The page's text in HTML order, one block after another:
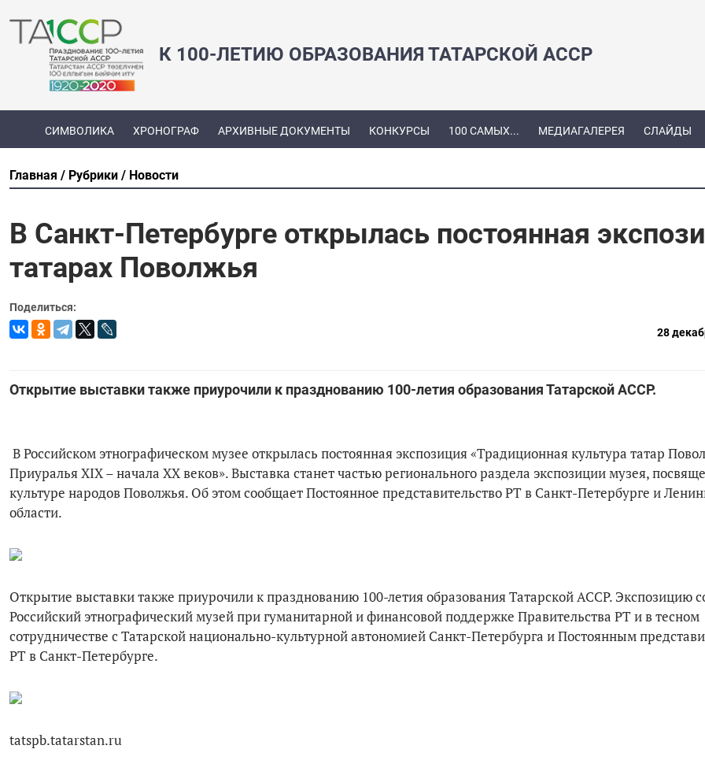
К 100-ЛЕТИЮ ОБРАЗОВАНИЯ ТАТАРСКОЙ АССР
СИМВОЛИКА ХРОНОГРАФ АРХИВНЫЕ ДОКУМЕНТЫ КОНКУРСЫ 100 САМЫХ... МЕДИАГАЛЕРЕЯ СЛАЙДЫ
Главная Рубрики Новости
В Санкт-Петербурге открылась постоянная
татарах Поволжья
Поделиться:
28
Открытие выставки также приурочили к празднованию 100-летия образования Татарской АССР.
В Российском этнографическом музее открылась постоянная экспозиция «Традиционная культура татар
Приуралья XIX – начала XX веков». Выставка станет частью регионального раздела экспозиции музея,
культуре народов Поволжья. Об этом сообщает Постоянное представительство РТ в Санкт-Петербурге и
области.
Открытие выставки также приурочили к празднованию 100-летия образования Татарской АССР. Экспозицию
Российский этнографический музей при гуманитарной и финансовой поддержке Правительства РТ и в тесном
сотрудничестве с Татарской национально-культурной автономией Санкт-Петербурга и Постоянным
РТ в Санкт-Петербурге.
tatspb.tatarstan.ru